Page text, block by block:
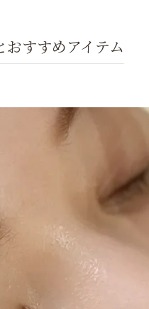
すすめアイテム